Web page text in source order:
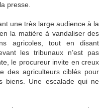
presse.
une très large audience à la
la matière à vandaliser des
agricoles, tout en disant
les tribunaux n’est pas
le procureur invite en creux
des agriculteurs ciblés pour
biens. Une escalade qui ne